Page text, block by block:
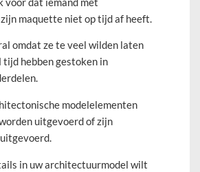
maquette niet op tijd af heeft.
omdat ze te veel wilden laten
tijd hebben gestoken in
modelelementen
uitgevoerd of zijn
in uw architectuurmodel wilt